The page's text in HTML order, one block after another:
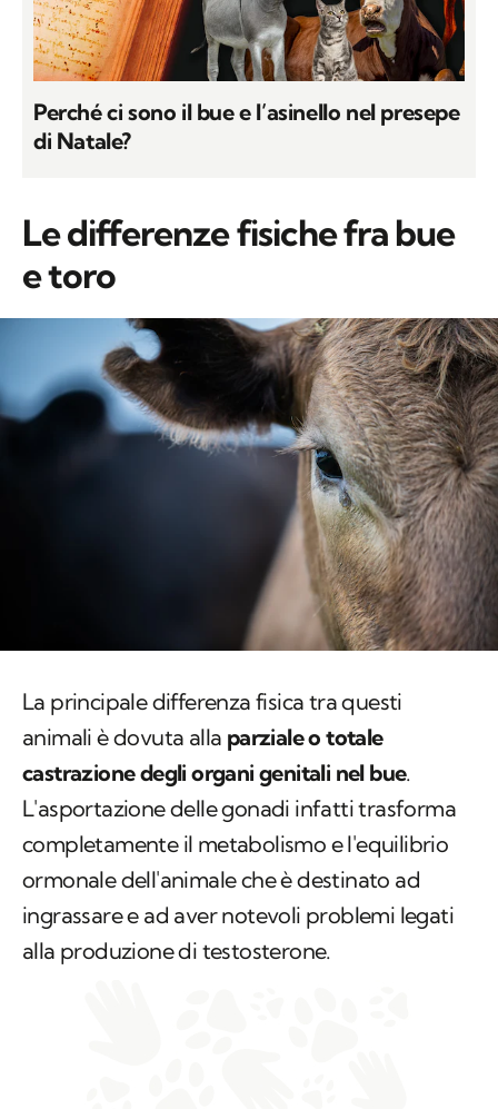
Perché ci sono il bue e l’asinello nel presepe
di Natale?
Le differenze fisiche fra bue
e toro
La principale differenza fisica tra questi
animali è dovuta alla parziale o totale
castrazione degli organi genitali nel bue.
L'asportazione delle gonadi infatti trasforma
completamente il metabolismo e l'equilibrio
ormonale dell'animale che è destinato ad
ingrassare e ad aver notevoli problemi legati
alla produzione di testosterone.